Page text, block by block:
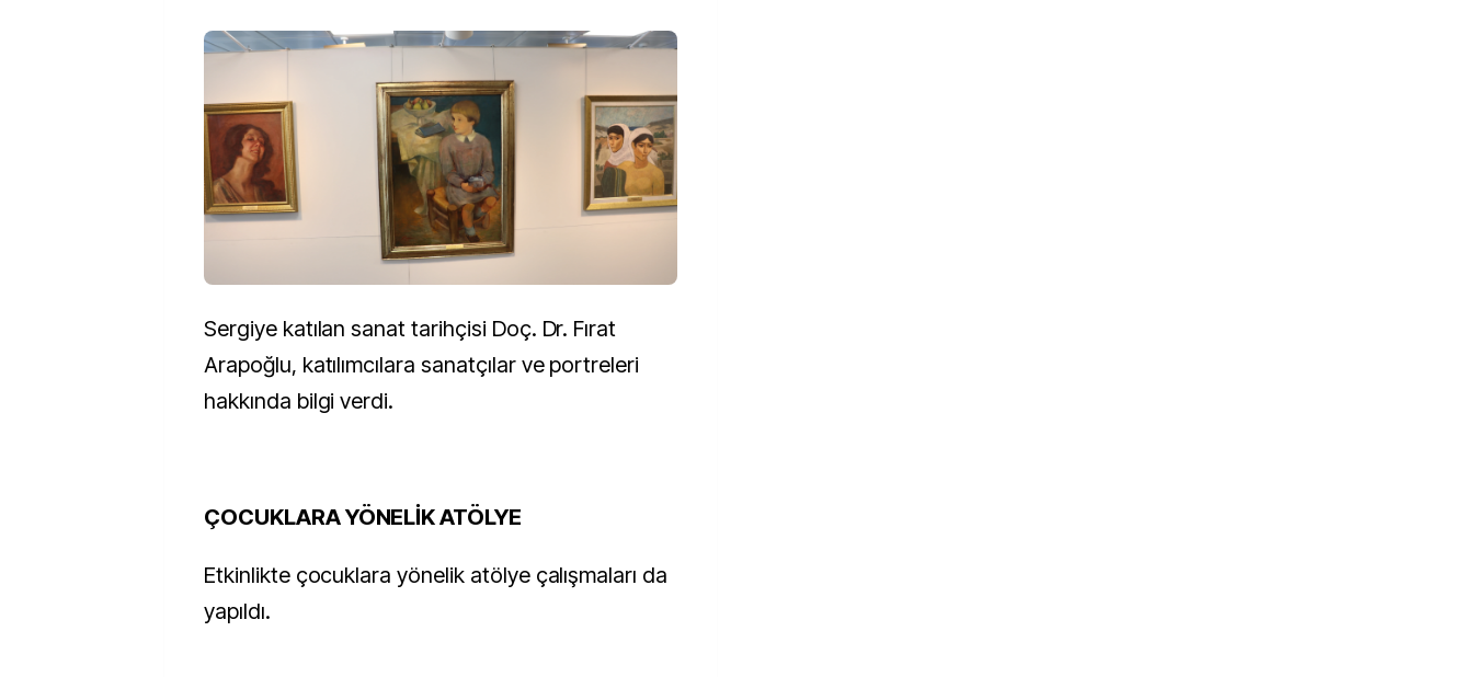
Sergiye katılan sanat tarihçisi Doç. Dr. Fırat
Arapoğlu, katılımcılara sanatçılar ve portreleri
hakkında bilgi verdi.
ÇOCUKLARA YÖNELİK ATÖLYE
Etkinlikte çocuklara yönelik atölye çalışmaları da
yapıldı.